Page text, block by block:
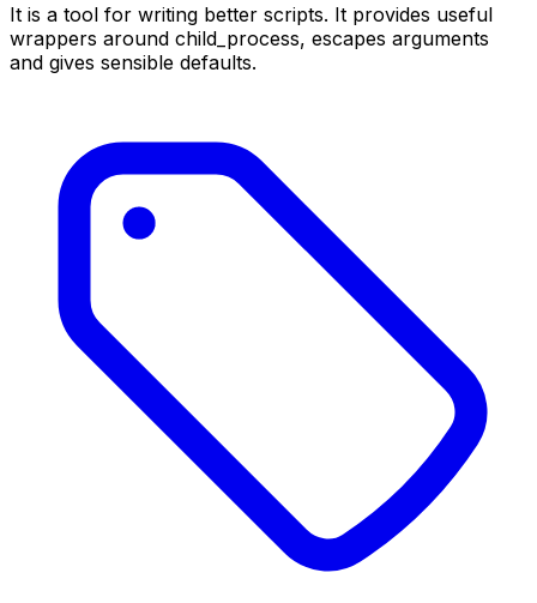
It is a tool for writing better scripts. It provides useful
wrappers around child_process, escapes arguments
and gives sensible defaults.